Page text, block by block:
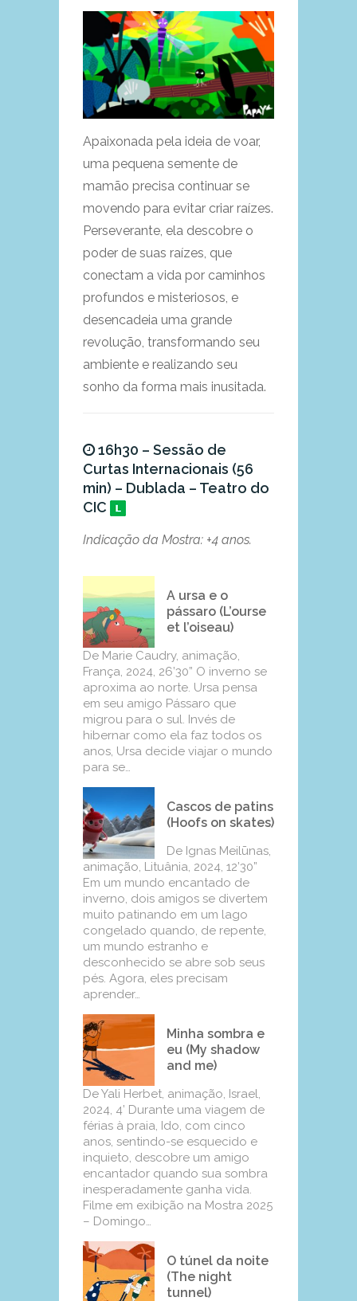
Apaixonada pela ideia de voar,
uma pequena semente de
mamão precisa continuar se
movendo para evitar criar raízes.
Perseverante, ela descobre o
poder de suas raízes, que
conectam a vida por caminhos
profundos e misteriosos, e
desencadeia uma grande
revolução, transformando seu
ambiente e realizando seu
sonho da forma mais inusitada.
16h30 – Sessão de
Curtas Internacionais (56
min) – Dublada – Teatro do
CIC
Indicação da Mostra: +4 anos.
A ursa e o
pássaro (L’ourse
et l’oiseau)
De Marie Caudry, animação,
França, 2024, 26’30” O inverno se
aproxima ao norte. Ursa pensa
em seu amigo Pássaro que
migrou para o sul. Invés de
hibernar como ela faz todos os
anos, Ursa decide viajar o mundo
para se…
Cascos de patins
(Hoofs on skates)
De Ignas Meilūnas,
animação, Lituânia, 2024, 12’30”
Em um mundo encantado de
inverno, dois amigos se divertem
muito patinando em um lago
congelado quando, de repente,
um mundo estranho e
desconhecido se abre sob seus
pés. Agora, eles precisam
aprender…
Minha sombra e
eu (My shadow
and me)
De Yali Herbet, animação, Israel,
2024, 4’ Durante uma viagem de
férias à praia, Ido, com cinco
anos, sentindo-se esquecido e
inquieto, descobre um amigo
encantador quando sua sombra
inesperadamente ganha vida.
Filme em exibição na Mostra 2025
– Domingo…
O túnel da noite
(The night
tunnel)